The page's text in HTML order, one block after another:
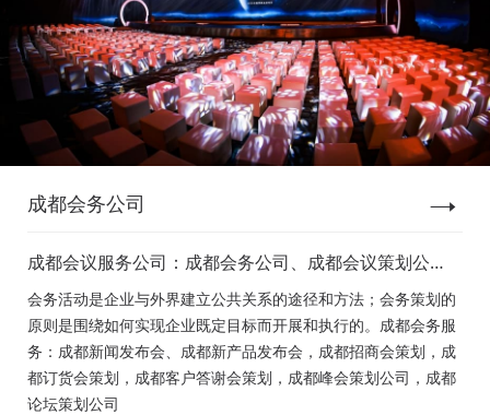
成都会务公司
成都会议服务公司：成都会务公司、成都会议策划公
司、成都新闻发布会策划、成都新产品发布会策划、成
都经销商会议策划、成都招商会策划、成都订货会策
划、成都颁奖会策划、成都客户答谢会策划、成都高峰
论坛策划公司、成都年会策划、成都会议活动策划
会务活动是企业与外界建立公共关系的途径和方法；会务策划的
原则是围绕如何实现企业既定目标而开展和执行的。成都会务服
务：成都新闻发布会、成都新产品发布会，成都招商会策划，成
都订货会策划，成都客户答谢会策划，成都峰会策划公司，成都
论坛策划公司